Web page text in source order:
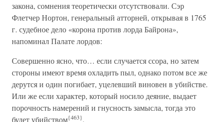
закона, сомнения теоретически отсутствовали. Сэр
Флетчер Нортон, генеральный атторней, открывая в 1765
г. судебное дело «корона против лорда Байрона»,
напоминал Палате лордов:
Совершенно ясно, что… если случается ссора, но затем
стороны имеют время охладить пыл, однако потом все же
дерутся и один погибает, уцелевший виновен в убийстве.
Или же если характер, который носило деяние, выдает
порочность намерений и гнусность замысла, тогда это
будет убийством{463}.